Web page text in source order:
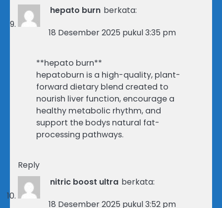
hepato burn berkata:
18 Desember 2025 pukul 3:35 pm
**hepato burn**
hepatoburn is a high-quality, plant-
forward dietary blend created to
nourish liver function, encourage a
healthy metabolic rhythm, and
support the bodys natural fat-
processing pathways.
Reply
nitric boost ultra berkata:
18 Desember 2025 pukul 3:52 pm